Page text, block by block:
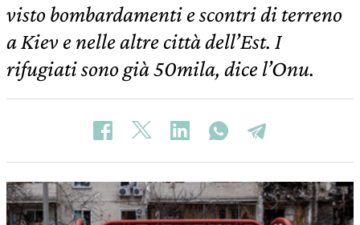
visto bombardamenti e scontri di terreno
a Kiev e nelle altre città dell’Est. I
rifugiati sono già 50mila, dice l’Onu.